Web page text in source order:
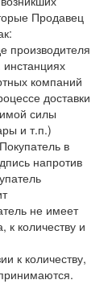
Продавец
производителя
компаний
доставки
силы
и т.п.)
в
напротив
не имеет
к количеству и
к количеству,